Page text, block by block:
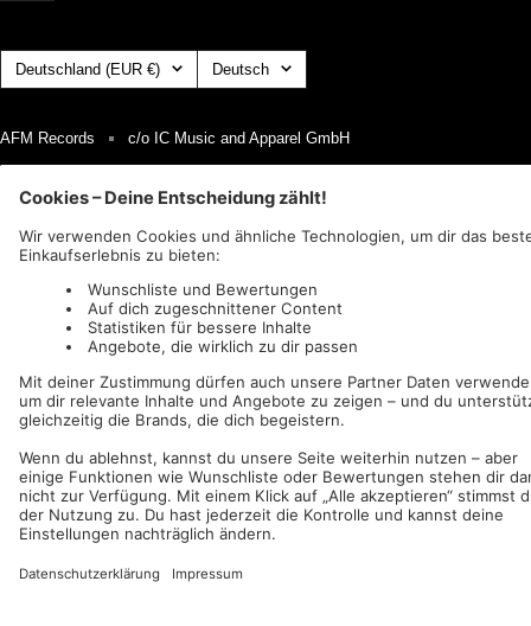
Land/Region Deutschland (EUR €) Sprache
Deutsch
AFM Records c/o IC Music and Apparel GmbH
Wir akzeptieren